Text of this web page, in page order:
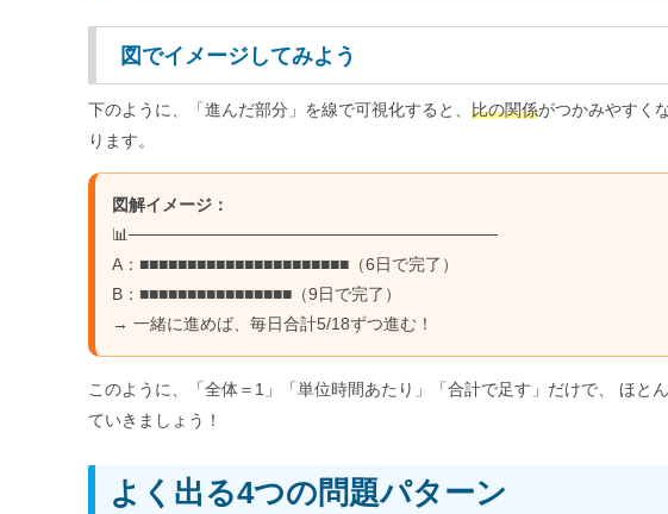
図でイメージしてみよう
下のように、「進んだ部分」を線で可視化すると、 比の関係がつかみやすく
ります。
図解イメージ：
📊───────────────────────────────
A：■■■■■■■■■■■■■■■■■■■■■■（6日で完了）
B：■■■■■■■■■■■■■■■■（9日で完了）
→ 一緒に進めば、毎日合計5/18ずつ進む！
このように、「全体＝1」「単位時間あたり」「合計で足す」だけで、 ほと
ていきましょう！
よく出る4つの問題パターン